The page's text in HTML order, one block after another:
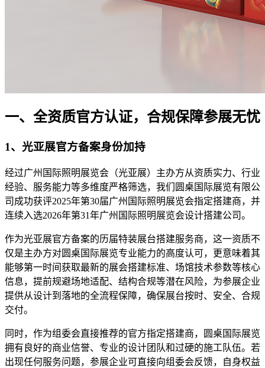
一、全资质官方认证，合规保障参展无忧
1、光亚展官方备案身份加持
经过广州国际照明展览会（光亚展）主办方从资质实力、行业
经验、服务能力等多维度严格筛选，我们圆桌国际展览有限公
司成功获评2025年第30届广州国际照明展览会指定搭建商，并
连续入选2026年第31年广州国际照明展览会设计搭建公司。
作为光亚展官方备案的历届特装展台搭建服务商，这一资质不
仅是主办方对圆桌国际展览专业能力的高度认可，更意味着其
能够第一时间获取最新的展会搭建标准、场馆技术参数等核心
信息，提前规避场地适配、结构合规等潜在风险，为参展企业
提供从设计到落地的全流程保障，确保展台按时、安全、合规
交付。
同时，作为组委会直接推荐的官方指定搭建商，圆桌国际展览
拥有良好的商业信誉、专业的设计团队和过硬的施工队伍。若
出现任何服务问题，参展企业可直接向组委会反馈，自身权益